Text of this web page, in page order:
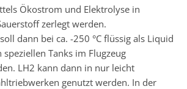
Ökostrom und Elektrolyse in
zerlegt werden.
dann bei ca. -250 °C flüssig als Liquid
speziellen Tanks im Flugzeug
LH2 kann dann in nur leicht
genutzt werden. In der